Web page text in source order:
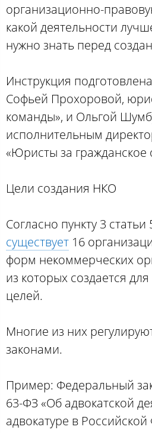
организационно-
какой деятельности
нужно знать перед
Инструкция
Софьей Прохоровой,
команды», и Ольгой
исполнительным
«Юристы за гражданское
Цели создания НКО
Согласно пункту 3 статьи
существует 16
форм некоммерческих
из которых создается
целей.
Многие из них
законами.
Пример: Федеральный
63-ФЗ «Об адвокатской
адвокатуре в